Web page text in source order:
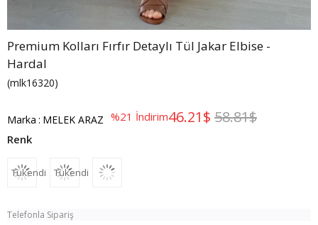
Premium Kolları Fırfır Detaylı Tül Jakar Elbise -
Hardal
(mlk16320)
Marka : MELEK ARAZ %21 İndirim 58.81$
46.21$
Tükendi Tükendi
Telefonla Sipariş